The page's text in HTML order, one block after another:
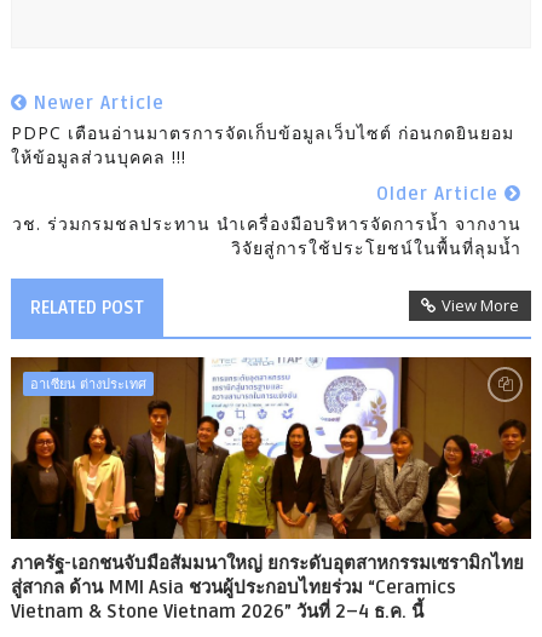
Newer Article
PDPC เตือนอ่านมาตรการจัดเก็บข้อมูลเว็บไซต์ ก่อนกดยินยอม
ให้ข้อมูลส่วนบุคคล !!!
Older Article
วช. ร่วมกรมชลประทาน นำเครื่องมือบริหารจัดการน้ำ จากงาน
วิจัยสู่การใช้ประโยชน์ในพื้นที่ลุมน้ำ
RELATED POST View More
อาเซียน ต่างประเทศ
ภาครัฐ-เอกชนจับมือสัมมนาใหญ่ ยกระดับอุตสาหกรรมเซรามิกไทย
สู่สากล ด้าน MMI Asia ชวนผู้ประกอบไทยร่วม “Ceramics
Vietnam & Stone Vietnam 2026” วันที่ 2–4 ธ.ค. นี้